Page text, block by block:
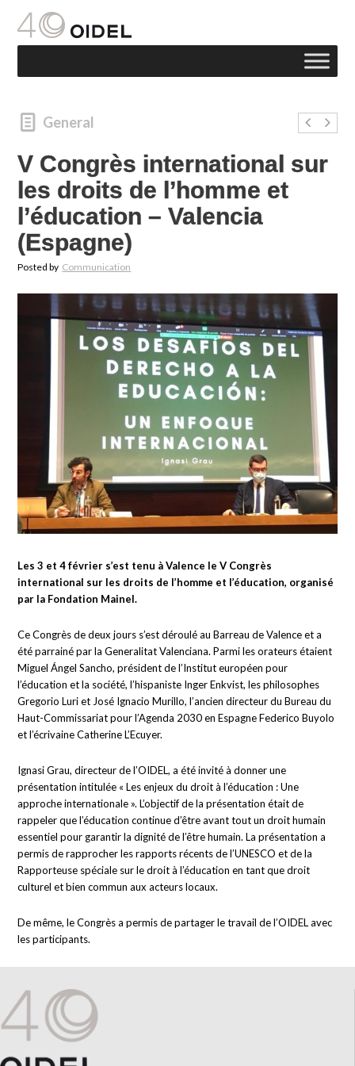
General
V Congrès international sur
les droits de l’homme et
l’éducation – Valencia
(Espagne)
Posted by Communication
Les 3 et 4 février s’est tenu à Valence le V Congrès
international sur les droits de l’homme et l’éducation, organisé
par la Fondation Mainel.
Ce Congrès de deux jours s’est déroulé au Barreau de Valence et a
été parrainé par la Generalitat Valenciana. Parmi les orateurs étaient
Miguel Ángel Sancho, président de l’Institut européen pour
l’éducation et la société, l’hispaniste Inger Enkvist, les philosophes
Gregorio Luri et José Ignacio Murillo, l’ancien directeur du Bureau du
Haut-Commissariat pour l’Agenda 2030 en Espagne Federico Buyolo
et l’écrivaine Catherine L’Ecuyer.
Ignasi Grau, directeur de l’OIDEL, a été invité à donner une
présentation intitulée « Les enjeux du droit à l’éducation : Une
approche internationale ». L’objectif de la présentation était de
rappeler que l’éducation continue d’être avant tout un droit humain
essentiel pour garantir la dignité de l’être humain. La présentation a
permis de rapprocher les rapports récents de l’UNESCO et de la
Rapporteuse spéciale sur le droit à l’éducation en tant que droit
culturel et bien commun aux acteurs locaux.
De même, le Congrès a permis de partager le travail de l’OIDEL avec
les participants.